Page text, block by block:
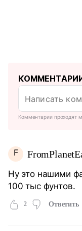
Комментарии проходят
F
Ну это нашими
100 тыс фунтов.
2 Ответить